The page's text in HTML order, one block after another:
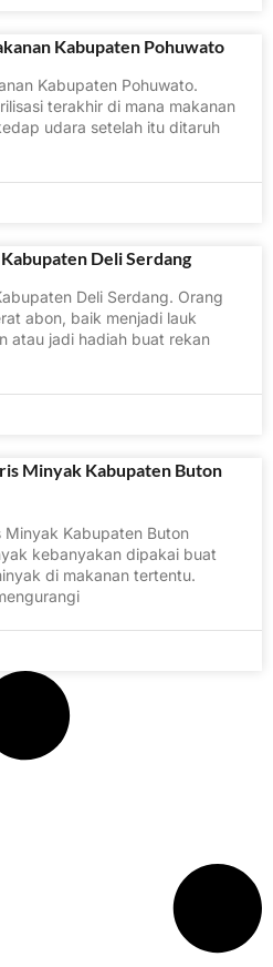
Kabupaten Pohuwato
Kabupaten Pohuwato.
terakhir di mana makanan
udara setelah itu ditaruh
Deli Serdang
Deli Serdang. Orang
abon, baik menjadi lauk
atau jadi hadiah buat rekan
Minyak Kabupaten Buton
Minyak Kabupaten Buton
kebanyakan dipakai buat
di makanan tertentu.